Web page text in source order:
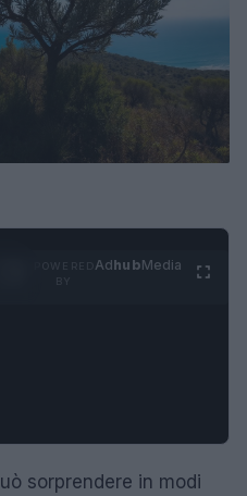
AdhubMedia
sorprendere in modi